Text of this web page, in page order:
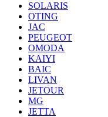
SOLARIS
OTING
JAC
PEUGEOT
OMODA
KAIYI
BAIC
LIVAN
JETOUR
MG
JETTA